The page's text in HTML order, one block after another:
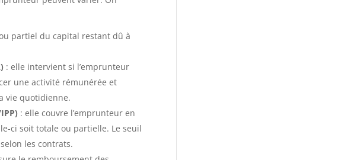
partiel du capital restant dû à
: elle intervient si l’emprunteur
une activité rémunérée et
vie quotidienne.
: elle couvre l’emprunteur en
ci soit totale ou partielle. Le seuil
les contrats.